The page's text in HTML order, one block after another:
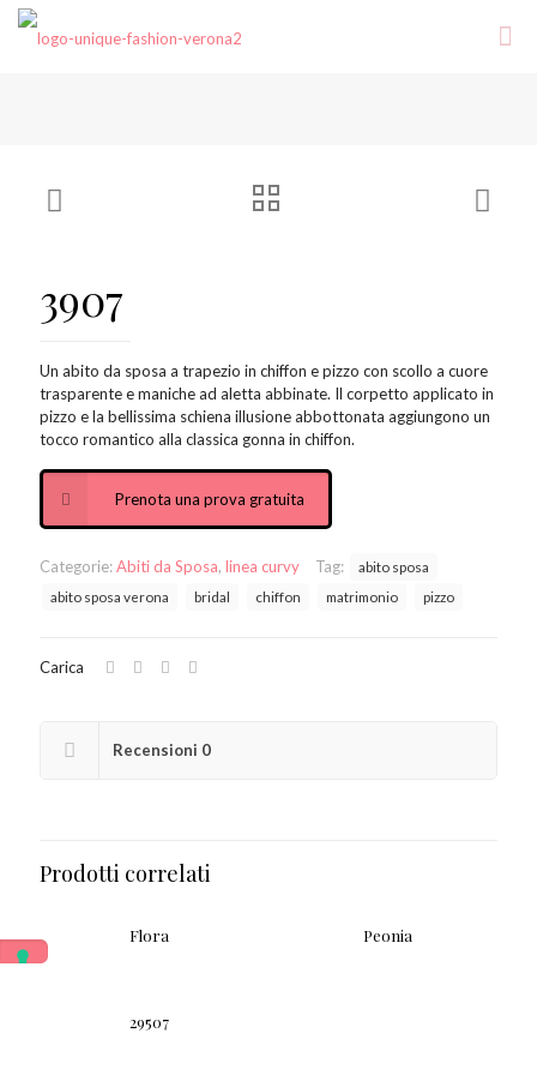
3907
Un abito da sposa a trapezio in chiffon e pizzo con scollo a cuore
trasparente e maniche ad aletta abbinate. Il corpetto applicato in
pizzo e la bellissima schiena illusione abbottonata aggiungono un
tocco romantico alla classica gonna in chiffon.
Prenota una prova gratuita
Categorie:Abiti da Sposa, linea curvy Tag:
abito sposa
abito sposa verona
bridal chiffon matrimonio pizzo
Carica
Recensioni 0
Prodotti correlati
Flora Peonia
29507